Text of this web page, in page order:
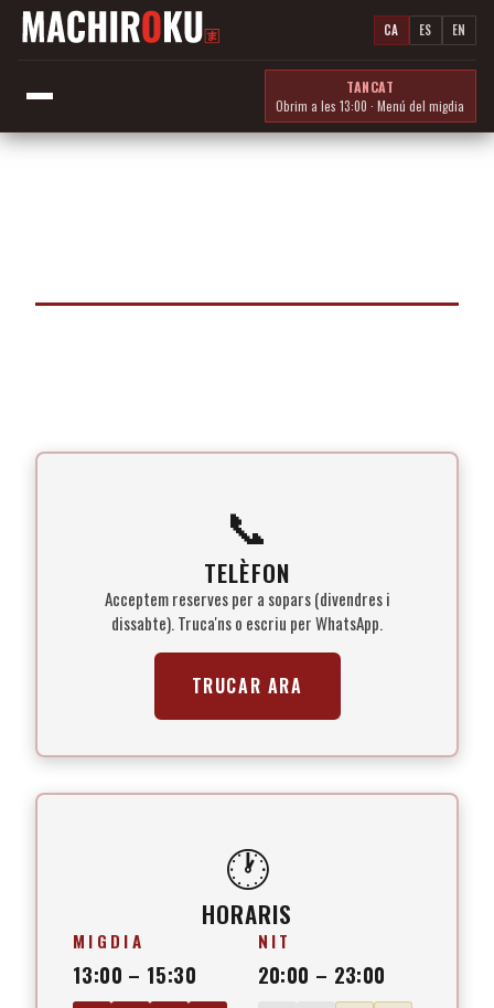
CA ES EN
TANCAT
Obrim a les 13:00 · Menú del migdia
📞
TELÈFON
Acceptem reserves per a sopars (divendres i
dissabte). Truca'ns o escriu per WhatsApp.
TRUCAR ARA
🕐
HORARIS
MIGDIA
13:00 – 15:30
NIT
20:00 – 23:00